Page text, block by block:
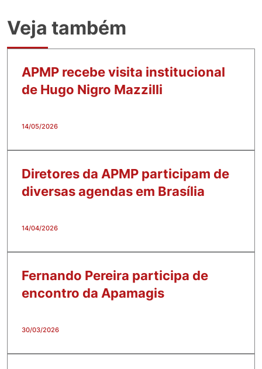
Veja também
APMP recebe visita institucional
de Hugo Nigro Mazzilli
14/05/2026
Diretores da APMP participam de
diversas agendas em Brasília
14/04/2026
Fernando Pereira participa de
encontro da Apamagis
30/03/2026